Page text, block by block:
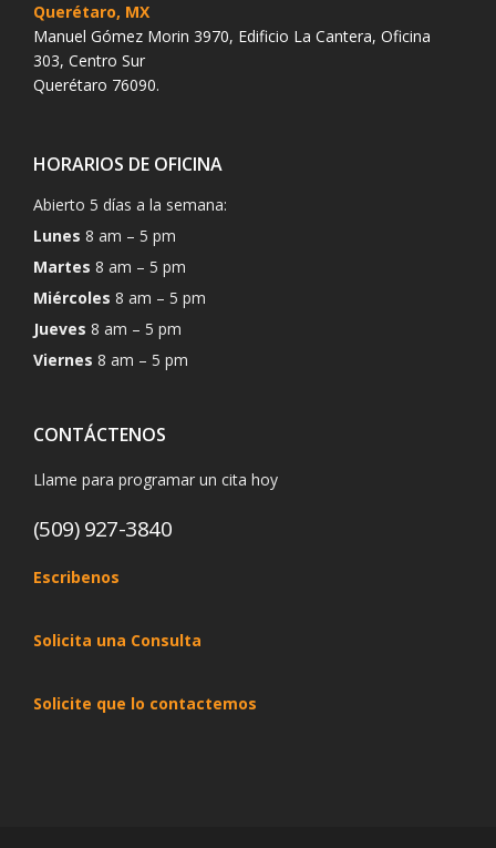
Querétaro, MX
Manuel Gómez Morin 3970, Edificio La Cantera, Oficina
303, Centro Sur
Querétaro 76090.
HORARIOS DE OFICINA
Abierto 5 días a la semana:
Lunes 8 am – 5 pm
Martes 8 am – 5 pm
Miércoles 8 am – 5 pm
Jueves 8 am – 5 pm
Viernes 8 am – 5 pm
CONTÁCTENOS
Llame para programar un cita hoy
(509) 927-3840
Escribenos
Solicita una Consulta
Solicite que lo contactemos